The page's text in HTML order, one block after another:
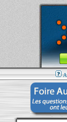
MacBook-
Aller au